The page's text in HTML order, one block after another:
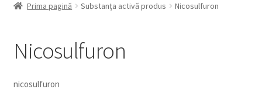
Produse BIO
Prima pagină Substanța activă produs Nicosulfuron
Nicosulfuron
nicosulfuron